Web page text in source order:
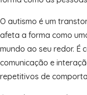
O autismo é um
afeta a forma como
mundo ao seu redor. É
comunicação e
repetitivos de